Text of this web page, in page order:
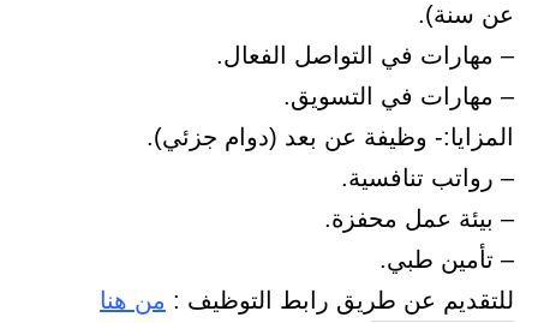
عن سنة).
– مهارات في التواصل الفعال.
– مهارات في التسويق.
المزايا:- وظيفة عن بعد (دوام جزئي).
– رواتب تنافسية.
– بيئة عمل محفزة.
– تأمين طبي.
للتقديم عن طريق رابط التوظيف : من هنا